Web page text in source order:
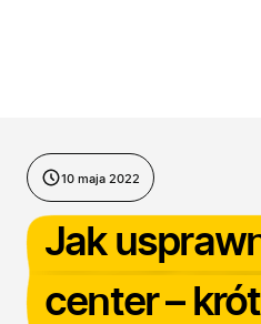
10 maja 2022
Jak
center –